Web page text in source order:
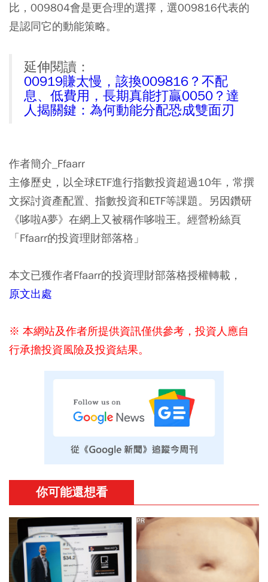
比，009804會是更合理的選擇，選009816代表的
是認同它的動能策略。
延伸閱讀：
00919賺太慢，該換009816？不配
息、低費用，長期真能打贏0050？達
人揭關鍵：為何動能分配恐成雙面刃
作者簡介_Ffaarr
主修歷史，以全球ETF進行指數投資超過10年，常撰
文探討資產配置、指數投資和ETF等課題。另因鑽研
《哆啦A夢》在網上又被稱作哆啦王。經營粉絲頁
「Ffaarr的投資理財部落格」
本文已獲作者Ffaarr的投資理財部落格授權轉載，
原文出處
※ 本網站及作者所提供資訊僅供參考，投資人應自
行承擔投資風險及投資結果。